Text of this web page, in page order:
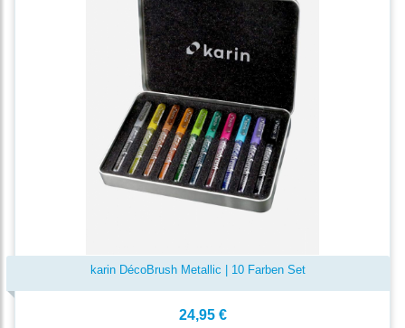
karin DécoBrush Metallic | 10 Farben Set
24,95 €